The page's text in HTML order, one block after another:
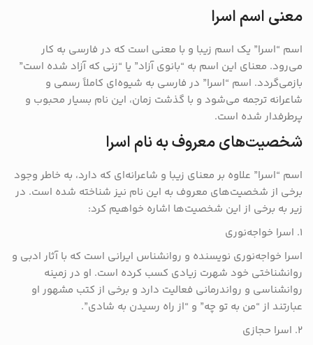
معنی اسم اسرا
اسم “اسرا” یک اسم زیبا و با معنی است که در فارسی به کار
می‌رود. معنای این اسم به “بانوی آزاد” یا “زنی که آزاد شده است”
بازمی‌گردد. اسم “اسرا” در فارسی به شیوه‌ای کاملاً رسمی و
شاعرانه ترجمه می‌شود و با گذشت زمان، این نام بسیار محبوب و
پرطرفدار شده است.
شخصیت‌های معروف به نام اسرا
اسم “اسرا” علاوه بر معنای زیبا و شاعرانه‌ای که دارد، به خاطر وجود
برخی از شخصیت‌های معروف به این نام نیز شناخته شده است. در
زیر به برخی از این شخصیت‌ها اشاره خواهیم کرد:
۱. اسرا خواجه‌نوری
اسرا خواجه‌نوری نویسنده و روانشناس ایرانی است که با آثار ادبی و
روانشناختی خود شهرت زیادی کسب کرده است. او در زمینه
روانشناسی و رواندرمانی فعالیت دارد و برخی از کتب مشهور او
عبارتند از “من به تو چه” و “از راه رسیدن به شادی”.
۲. اسرا حجازی